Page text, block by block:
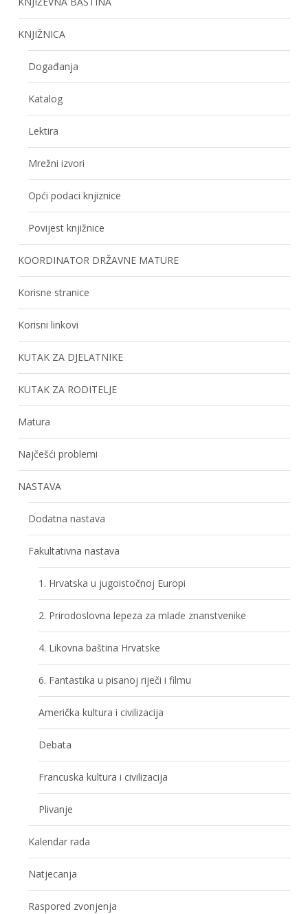
KNJIŽNICA
Događanja
Katalog
Lektira
Mrežni izvori
Opći podaci knjiznice
Povijest knjižnice
KOORDINATOR DRŽAVNE MATURE
Korisne stranice
Korisni linkovi
KUTAK ZA DJELATNIKE
KUTAK ZA RODITELJE
Matura
Najčešći problemi
NASTAVA
Dodatna nastava
Fakultativna nastava
1. Hrvatska u jugoistočnoj Europi
2. Prirodoslovna lepeza za mlade znanstvenike
4. Likovna baština Hrvatske
6. Fantastika u pisanoj riječi i filmu
Američka kultura i civilizacija
Debata
Francuska kultura i civilizacija
Plivanje
Kalendar rada
Natjecanja
Raspored zvonjenja